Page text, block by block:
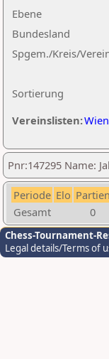
Ebene
Sortierung
Bundesland
Spgem./Kreis/
Vereinslisten:Wien
Pnr:147295 Name:
Periode Elo Partien
Gesamt
0
Chess-Tournament-
Legal details/Terms of